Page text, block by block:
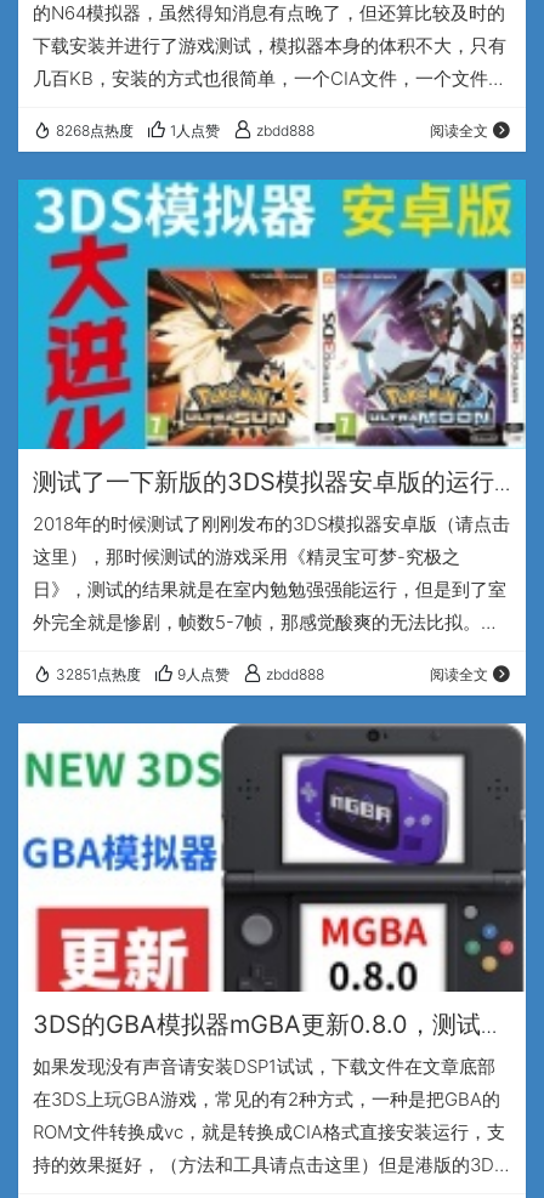
的N64模拟器，虽然得知消息有点晚了，但还算比较及时的
下载安装并进行了游戏测试，模拟器本身的体积不大，只有
几百KB，安装的方式也很简单，一个CIA文件，一个文件
夹里，CIA文件直接安装即可。ROM文件已知支持后缀名
为.n64格式的游戏，放在SD卡根目录——3DS——
DaedalusX64——Roms里，然后打开模拟器就会看到ROM
文件了。 测试了4款游戏，《超级玛丽N64》《塞尔达传说
时之笛》《动…
8268点热度 1人点赞 zbdd888 阅读全文
测试了一下新版的3DS模拟器安卓版的运行
效果，进步非常大（2020.02.13）
2018年的时候测试了刚刚发布的3DS模拟器安卓版（请点击
这里），那时候测试的游戏采用《精灵宝可梦-究极之
日》，测试的结果就是在室内勉勉强强能运行，但是到了室
外完全就是惨剧，帧数5-7帧，那感觉酸爽的无法比拟。然
这个模拟器是不是更新了，是不是进化了，找到了当时最新
版的微博大佬“EMU-MMJ ”的版本，而且是中文版，真香，
感谢大佬的编译~。测试的平台还是和1年多前一样，小米
8，骁龙845,128G版本。模拟器本身的体积不大，也不需要
bios啥的，直接安装就能使用…
32851点热度 9人点赞 zbdd888 阅读全文
3DS的GBA模拟器mGBA更新0.8.0，测试测
试怎么样
如果发现没有声音请安装DSP1试试，下载文件在文章底部
在3DS上玩GBA游戏，常见的有2种方式，一种是把GBA的
ROM文件转换成vc，就是转换成CIA格式直接安装运行，支
持的效果挺好，（方法和工具请点击这里）但是港版的3DS